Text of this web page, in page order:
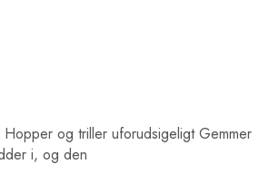
og triller uforudsigeligt Gemmer
i, og den